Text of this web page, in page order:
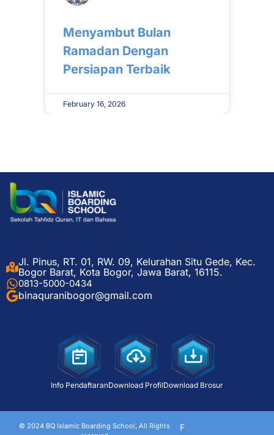
Menyambut Bulan
Ramadan Dengan
Persiapan Terbaik
February 16, 2026
Jl. Pinus, RT. 01, RW. 09, Kelurahan Situ Gede, Kec.
Bogor Barat, Kota Bogor, Jawa Barat, 16115.
0813-5000-0434
binaquranibogor@gmail.com
Info PendaftaranDownload ProfilDownload Brosur
© 2024 BQ Islamic Boarding School, All Rights
F